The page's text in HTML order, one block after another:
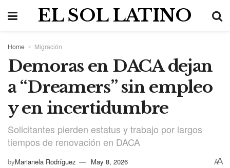
EL SOL LATINO
Home Migración
Demoras en DACA dejan
a “Dreamers” sin empleo
y en incertidumbre
Solicitantes pierden estatus y trabajo por largos
tiempos de renovación en DACA
byMarianela Rodríguez May 8, 2026 AA